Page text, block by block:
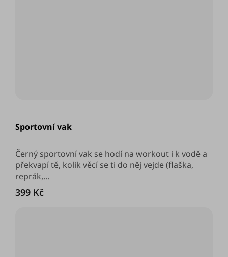
Sportovní vak
produktu
z
hvězdiček.
399 Kč
Černý sportovní vak se hodí na workout i k vodě a
překvapí tě, kolik věcí se ti do něj vejde (flaška,
reprák,...